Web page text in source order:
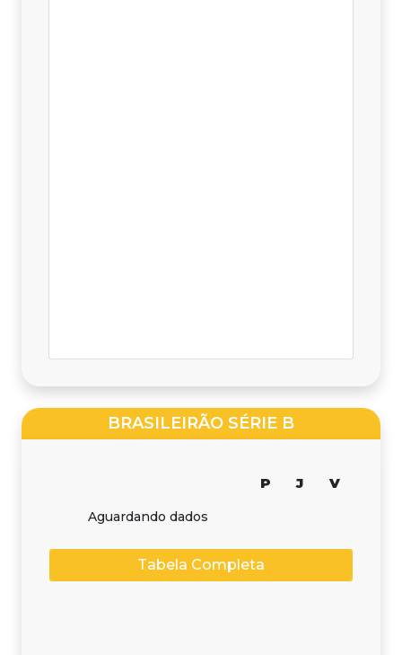
BRASILEIRÃO SÉRIE B
P J V
Aguardando dados
Tabela Completa